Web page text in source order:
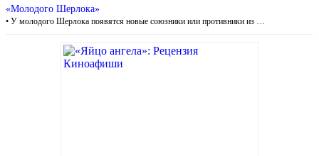
«Молодого Шерлока»
• У молодого Шерлока появятся новые союзники или противники из …